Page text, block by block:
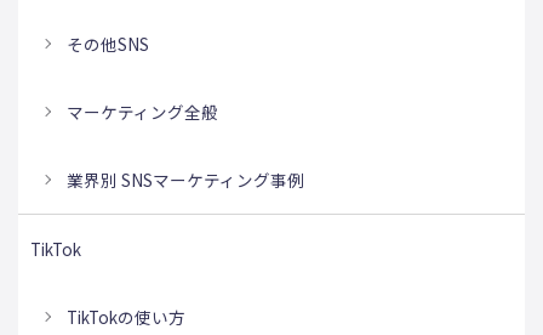
その他SNS
マーケティング全般
業界別 SNSマーケティング事例
TikTok
TikTokの使い方